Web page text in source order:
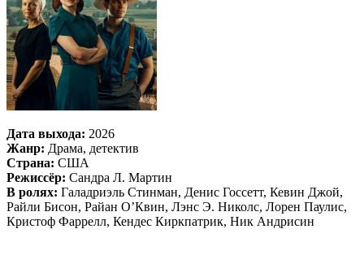
Дата выхода: 2026
Жанр: Драма, детектив
Страна: США
Режиссёр: Сандра Л. Мартин
В ролях: Галадриэль Стинман, Денис Госсетт, Кевин Джой,
Райли Бисон, Райан О’Квин, Лэнс Э. Николс, Лорен Паулис,
Кристоф Фаррелл, Кендес Киркпатрик, Ник Андрисин